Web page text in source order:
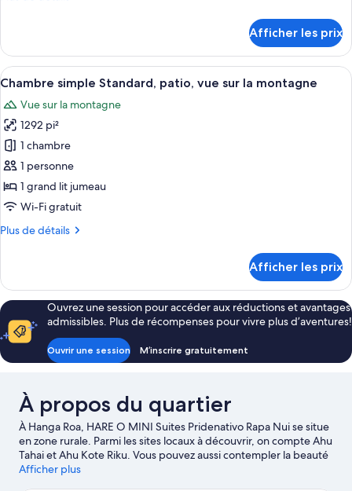
supérieure
grand
lit,
patio,
vue
sur
la
montagne
Chambre
supérieure
double,
grand
lit,
patio,
vue
sur
la
montagne
Afficher les prix
Afficher
toutes
les
photos
pour
ce
type
de
chambre :
Chambre
patio,
vue
sur
la
montagne
Une chambre à coucher
7
Chambre simple Standard, patio, vue sur la montagne
Vue sur la montagne
1292 pi²
1 chambre
1 personne
1 grand lit jumeau
Wi-Fi gratuit
Plus de détails
Plus
Chambre
simple
Standard,
patio,
vue
sur
Afficher les prix
Ouvrez une session pour accéder aux réductions et avantages
admissibles. Plus de récompenses pour vivre plus d’aventures!
Ouvrir une session M’inscrire gratuitement
À propos du quartier
À Hanga Roa, HARE O MINI Suites Pridenativo Rapa Nui se situe
en zone rurale. Parmi les sites locaux à découvrir, on compte Ahu
Tahai et Ahu Kote Riku. Vous pouvez aussi contempler la beauté
naturelle de la région en visitant Piscine Pea et Plage de Pea
Afficher plus